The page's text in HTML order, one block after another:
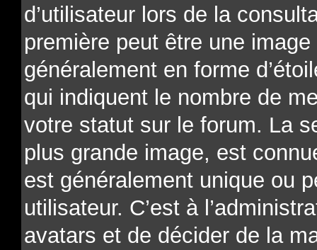
d’utilisateur lors de la
première peut être une
généralement en forme
qui indiquent le nombre de
votre statut sur le forum. La
plus grande image, est
est généralement unique ou
utilisateur. C’est à
avatars et de décider de la